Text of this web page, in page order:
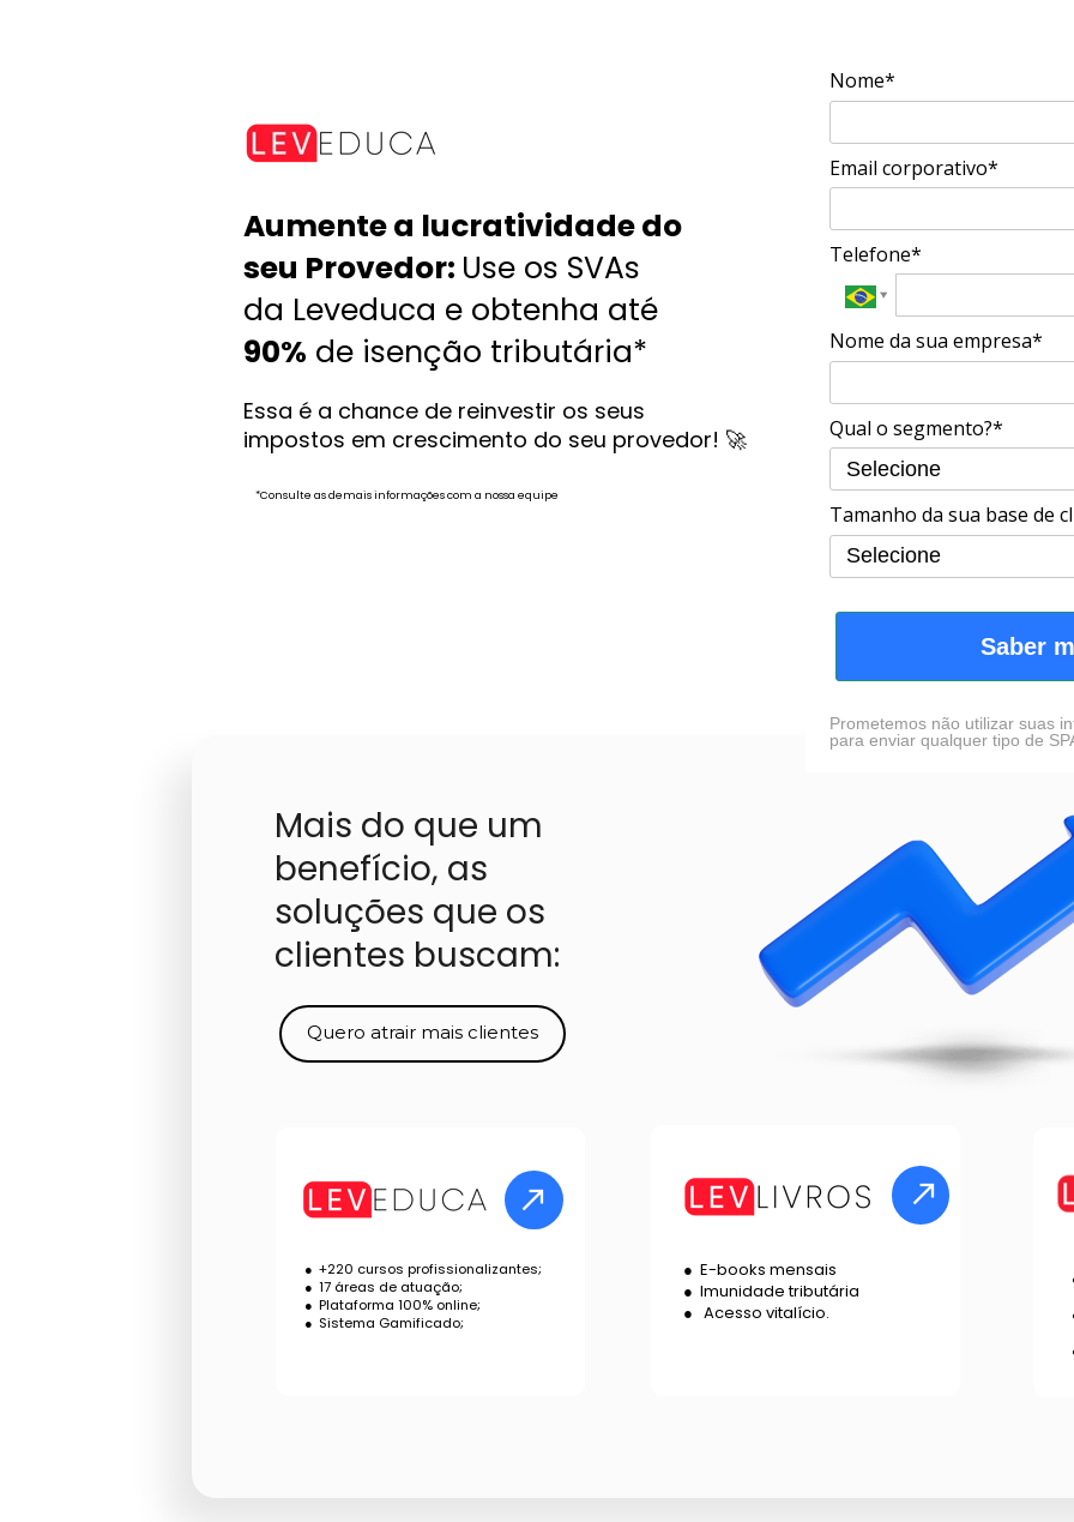
Nome*
Email corporativo*
Telefone*
Nome da sua empresa*
Qual o segmento?*
Tamanho da sua base de
Saber
Prometemos não utilizar suas
para enviar qualquer tipo de
Aumente a lucratividade do
seu Provedor: Use os SVAs
90% de isenção tributária*
*Consulte as demais informações com a nossa equipe
Mais do que um
benefício, as
soluções que os
clientes buscam:
Quero atrair mais clientes
E-books mensais
Imunidade tributária
Acesso vitalício.
+220 cursos profissionalizantes;
17 áreas de atuação;
Plataforma 100% online;
Sistema Gamificado;